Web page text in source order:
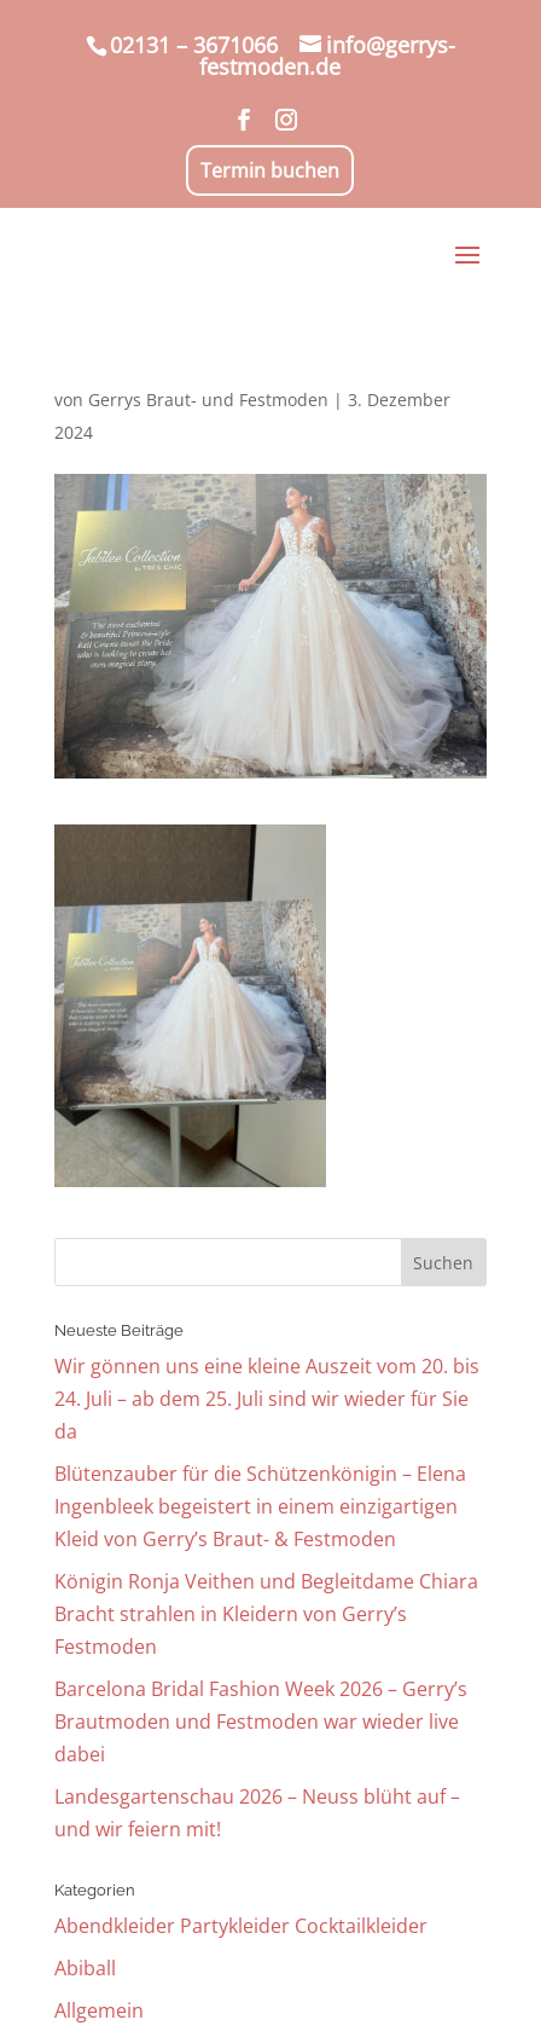
02131 – 3671066 info@gerrys-
festmoden.de
Termin buchen
von Gerrys Braut- und Festmoden | 3. Dezember
2024
Neueste Beiträge
Wir gönnen uns eine kleine Auszeit vom 20. bis
24. Juli – ab dem 25. Juli sind wir wieder für Sie
da
Blütenzauber für die Schützenkönigin – Elena
Ingenbleek begeistert in einem einzigartigen
Kleid von Gerry’s Braut- & Festmoden
Königin Ronja Veithen und Begleitdame Chiara
Bracht strahlen in Kleidern von Gerry’s
Festmoden
Barcelona Bridal Fashion Week 2026 – Gerry’s
Brautmoden und Festmoden war wieder live
dabei
Landesgartenschau 2026 – Neuss blüht auf –
und wir feiern mit!
Kategorien
Abendkleider Partykleider Cocktailkleider
Abiball
Allgemein